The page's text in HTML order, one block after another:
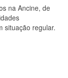
na Ancine, de
situação regular.